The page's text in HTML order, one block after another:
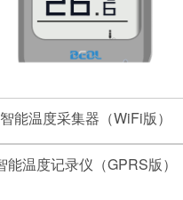
智能温度采集器（WiFi版）